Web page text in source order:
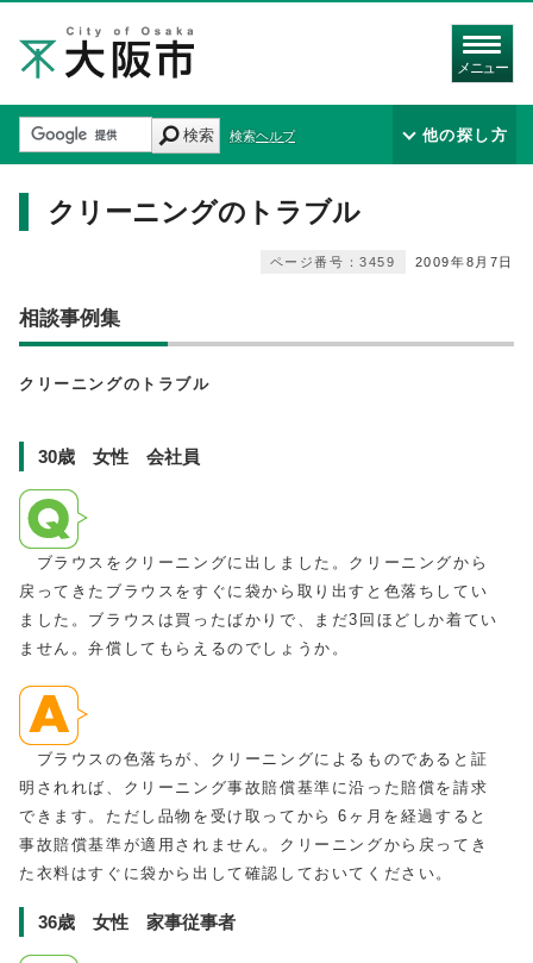
メニュー
検索 検索ヘルプ 他の探し方
クリーニングのトラブル
2009年8月7日
ページ番号：3459
相談事例集
クリーニングのトラブル
30歳 女性 会社員
ブラウスをクリーニングに出しました。クリーニングから
戻ってきたブラウスをすぐに袋から取り出すと色落ちしてい
ました。ブラウスは買ったばかりで、まだ3回ほどしか着てい
ません。弁償してもらえるのでしょうか。
ブラウスの色落ちが、クリーニングによるものであると証
明されれば、クリーニング事故賠償基準に沿った賠償を請求
できます。ただし品物を受け取ってから 6ヶ月を経過すると
事故賠償基準が適用されません。クリーニングから戻ってき
た衣料はすぐに袋から出して確認しておいてください。
36歳 女性 家事従事者